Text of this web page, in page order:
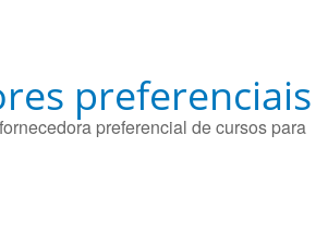
preferenciais
preferencial de cursos para